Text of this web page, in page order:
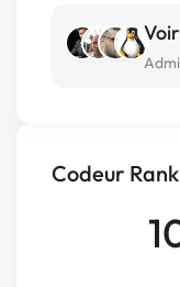
Codeur Rank